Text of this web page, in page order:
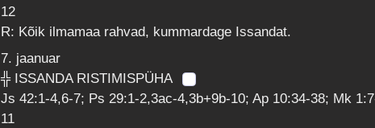
12
R: Kõik ilmamaa rahvad, kummardage Issandat.
7. jaanuar
╬ ISSANDA RISTIMISPÜHA
Js 42:1-4,6-7; Ps 29:1-2,3ac-4,3b+9b-10; Ap 10:34-38; Mk
11